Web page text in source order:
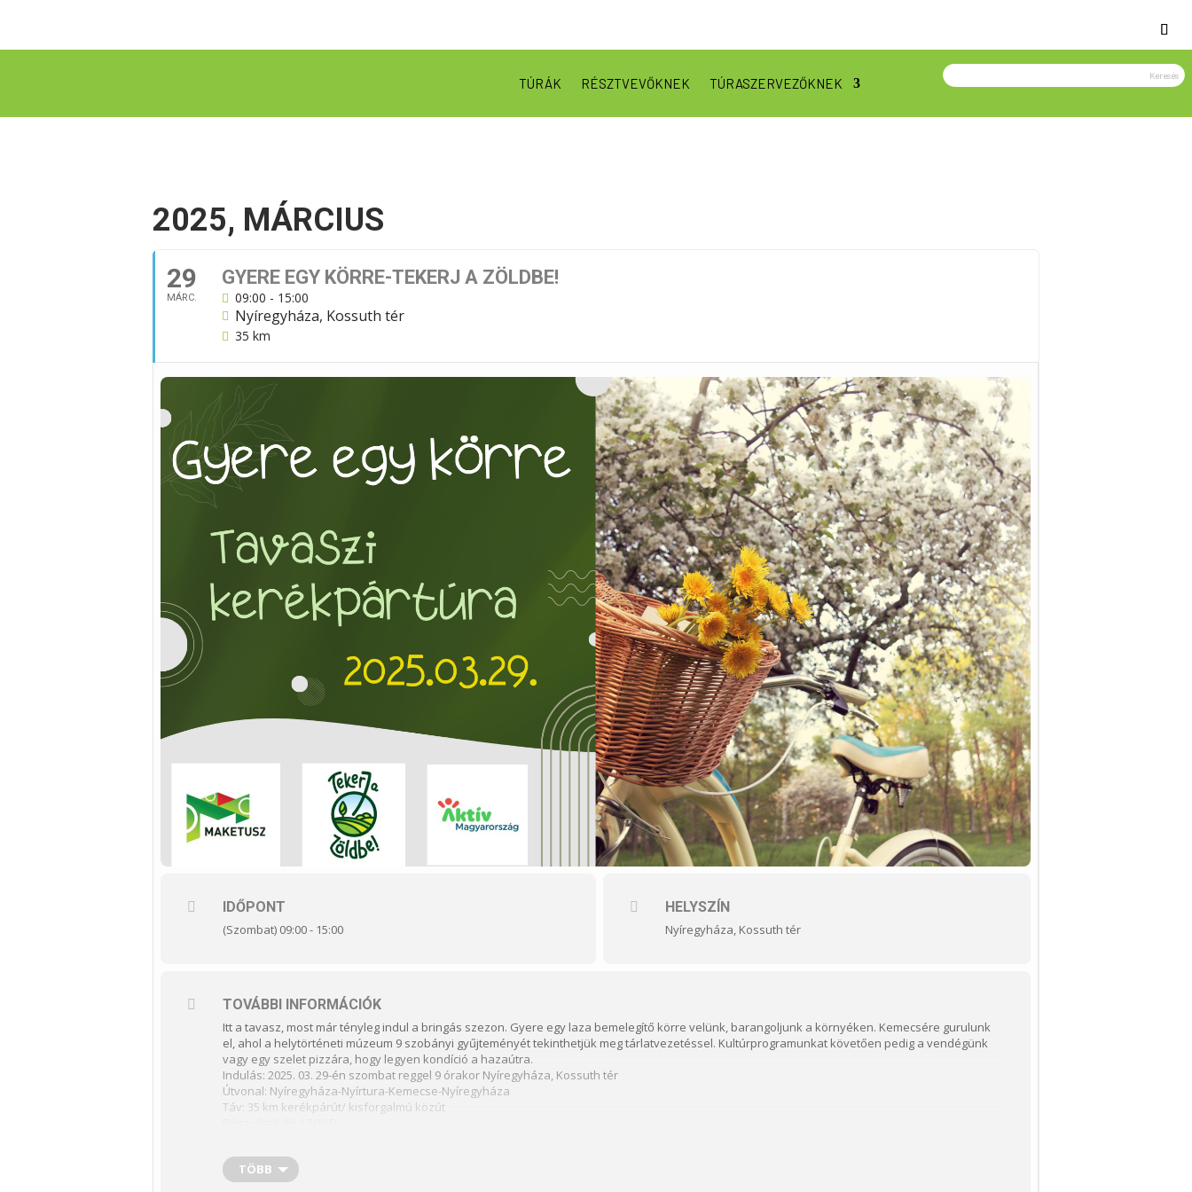
TÚRÁK RÉSZTVEVŐKNEK TÚRASZERVEZŐKNEK
2025, MÁRCIUS
29
MÁRC.
GYERE EGY KÖRRE-TEKERJ A ZÖLDBE!
09:00 - 15:00
Nyíregyháza, Kossuth tér
35 km
IDŐPONT
(Szombat) 09:00 - 15:00
HELYSZÍN
Nyíregyháza, Kossuth tér
TOVÁBBI INFORMÁCIÓK
Itt a tavasz, most már tényleg indul a bringás szezon. Gyere egy laza bemelegítő körre velünk, barangoljunk a környéken. Kemecsére gurulunk
el, ahol a helytörténeti múzeum 9 szobányi gyűjteményét tekinthetjük meg tárlatvezetéssel. Kultúrprogramunkat követően pedig a vendégünk
vagy egy szelet pizzára, hogy legyen kondíció a hazaútra.
Indulás: 2025. 03. 29-én szombat reggel 9 órakor Nyíregyháza, Kossuth tér
Útvonal: Nyíregyháza-Nyírtura-Kemecse-Nyíregyháza
Táv: 35 km kerékpárút/ kisforgalmú közút
https://forms.gle/gup5awBamffydAiM6
Jelentkezési határidő 2025.03.28.
– telefonon Harászi Enikő (06 70 241 1800) egyeztetett időpontban személyesen: Nyíregyháza, Arany János u. 7. szám alatt az irodában.
TÖBB